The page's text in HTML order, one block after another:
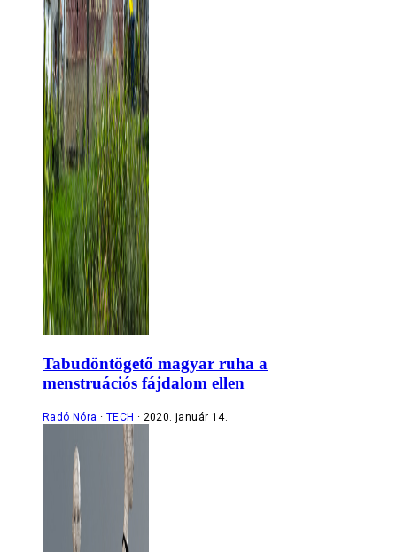
Tabudöntögető magyar ruha a
menstruációs fájdalom ellen
Radó Nóra TECH 2020. január 14.